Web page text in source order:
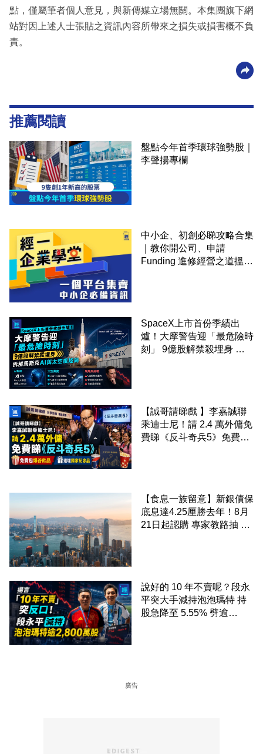
點，僅屬筆者個人意見，與新傳媒立場無關。本集團旗下網
站對因上述人士張貼之資訊內容所帶來之損失或損害概不負
責。
推薦閱讀
盤點今年首季環球強勢股｜
李聲揚專欄
中小企、初創必睇攻略合集
｜教你開公司、申請
Funding 進修經營之道搵大
SpaceX上市首份季績出
爐！大摩警告迎「最危險時
刻」 9億股解禁殺埋身 拆
【誠哥請睇戲 】李嘉誠聯
乘迪士尼！請 2.4 萬外傭免
費睇《反斗奇兵5》免費包
【食息一族留意】新銀債保
底息達4.25厘勝去年！8月
21日起認購 專家教路抽 20
說好的 10 年不賣呢？段永
平突大手減持泡泡瑪特 持
股急降至 5.55% 劈逾
廣告